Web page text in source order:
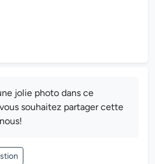
jolie photo dans ce
souhaitez partager cette